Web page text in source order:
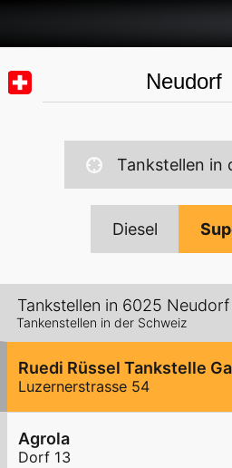
Tankstellen in
Diesel
Tankstellen in 6025 Neudorf
Tankenstellen in der Schweiz
Luzernerstrasse 54
Agrola
Dorf 13